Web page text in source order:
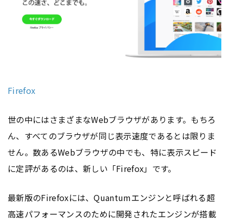
Firefox
世の中にはさまざまなWebブラウザがあります。もちろ
ん、すべてのブラウザが同じ表示速度であるとは限りま
せん。数あるWebブラウザの中でも、特に表示スピード
に定評があるのは、新しい「Firefox」です。
最新版のFirefoxには、Quantumエンジンと呼ばれる超
高速パフォーマンスのために開発されたエンジンが搭載